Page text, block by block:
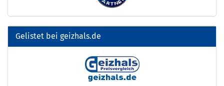
Gelistet bei geizhals.de